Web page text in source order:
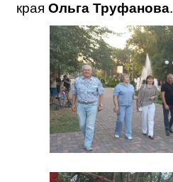
края Ольга Труфанова.